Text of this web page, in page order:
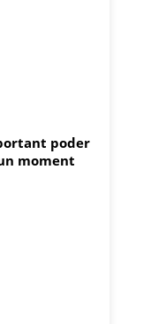
poder
moment